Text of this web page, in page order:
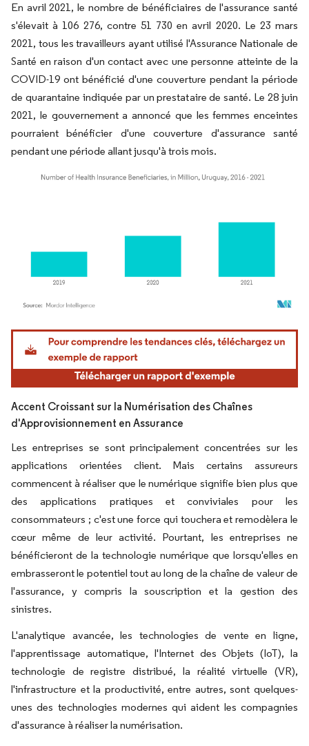
En avril 2021, le nombre de bénéficiaires de l'assurance santé
s'élevait à 106 276, contre 51 730 en avril 2020. Le 23 mars
2021, tous les travailleurs ayant utilisé l'Assurance Nationale de
Santé en raison d'un contact avec une personne atteinte de la
COVID-19 ont bénéficié d'une couverture pendant la période
de quarantaine indiquée par un prestataire de santé. Le 28 juin
2021, le gouvernement a annoncé que les femmes enceintes
pourraient bénéficier d'une couverture d'assurance santé
pendant une période allant jusqu'à trois mois.
Image © Mordor Intelligence. La réutilisation nécessite une attribution sous CC BY
Accent Croissant sur la Numérisation des Chaînes
d'Approvisionnement en Assurance
Les entreprises se sont principalement concentrées sur les
applications orientées client. Mais certains assureurs
commencent à réaliser que le numérique signifie bien plus que
des applications pratiques et conviviales pour les
consommateurs ; c'est une force qui touchera et remodèlera le
cœur même de leur activité. Pourtant, les entreprises ne
bénéficieront de la technologie numérique que lorsqu'elles en
embrasseront le potentiel tout au long de la chaîne de valeur de
l'assurance, y compris la souscription et la gestion des
sinistres.
L'analytique avancée, les technologies de vente en ligne,
l'apprentissage automatique, l'Internet des Objets (IoT), la
technologie de registre distribué, la réalité virtuelle (VR),
l'infrastructure et la productivité, entre autres, sont quelques-
unes des technologies modernes qui aident les compagnies
d'assurance à réaliser la numérisation.